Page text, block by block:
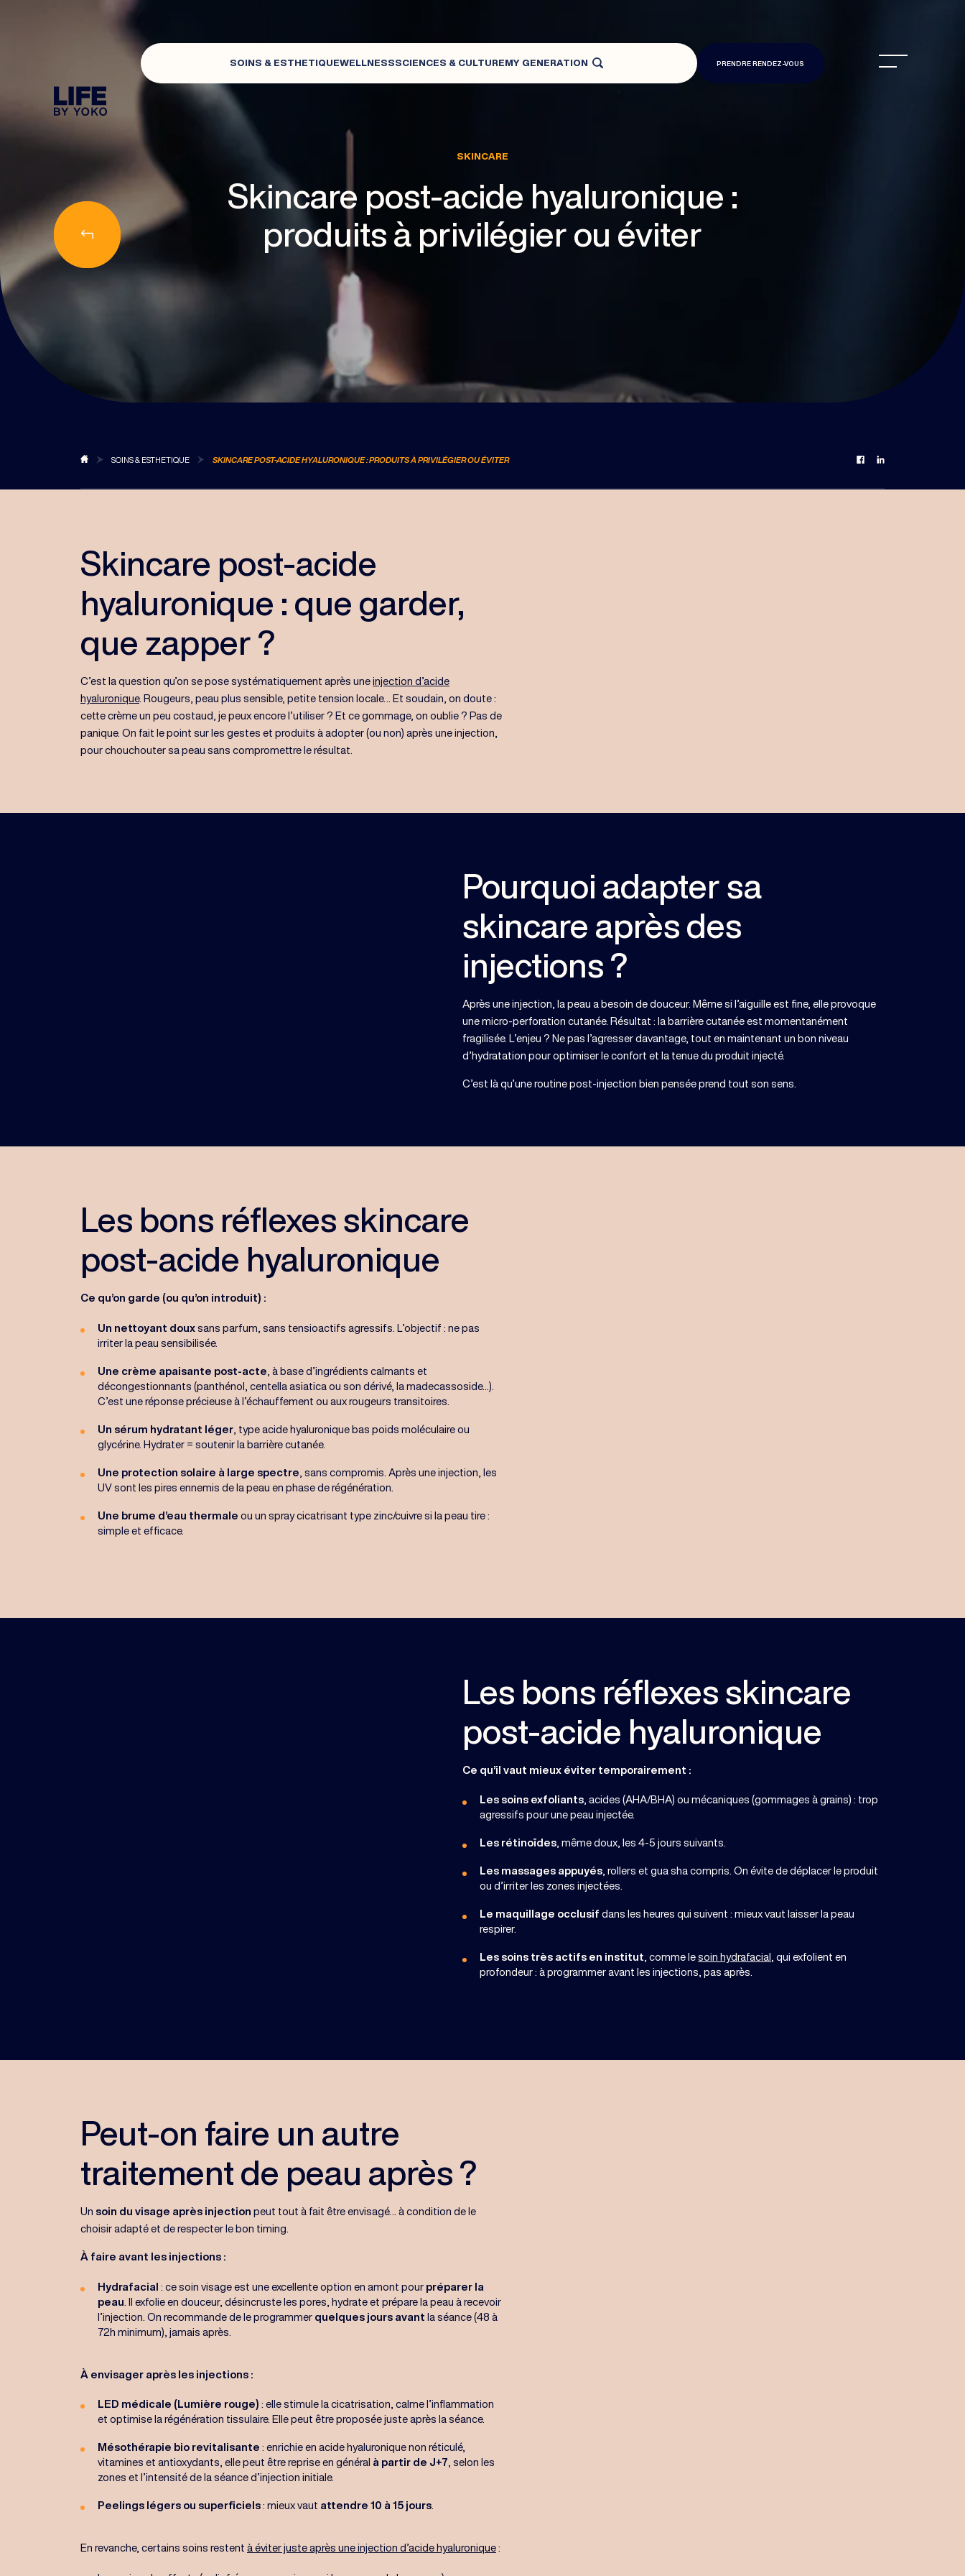
SOINS & ESTHETIQUEWELLNESSSCIENCES & CULTURE MY GENERATION PRENDRE RENDEZ-VOUS
SKINCARE
Skincare post-acide hyaluronique :
produits à privilégier ou éviter
BLOG SOINS & ESTHETIQUE SKINCARE POST-ACIDE HYALURONIQUE : PRODUITS À PRIVILÉGIER OU ÉVITER Partage Facebook
Partage Linkedin
Skincare post-acide
hyaluronique : que garder,
que zapper ?
C’est la question qu’on se pose systématiquement après une injection d’acide
hyaluronique. Rougeurs, peau plus sensible, petite tension locale… Et soudain, on doute :
cette crème un peu costaud, je peux encore l’utiliser ? Et ce gommage, on oublie ? Pas de
panique. On fait le point sur les gestes et produits à adopter (ou non) après une injection,
pour chouchouter sa peau sans compromettre le résultat.
Pourquoi adapter sa
skincare après des
injections ?
Après une injection, la peau a besoin de douceur. Même si l’aiguille est fine, elle provoque
une micro-perforation cutanée. Résultat : la barrière cutanée est momentanément
fragilisée. L’enjeu ? Ne pas l’agresser davantage, tout en maintenant un bon niveau
d’hydratation pour optimiser le confort et la tenue du produit injecté.
C’est là qu’une routine post-injection bien pensée prend tout son sens.
Les bons réflexes skincare
post-acide hyaluronique
Ce qu’on garde (ou qu’on introduit) :
Un nettoyant doux sans parfum, sans tensioactifs agressifs. L’objectif : ne pas
irriter la peau sensibilisée.
Une crème apaisante post-acte , à base d’ingrédients calmants et
décongestionnants (panthénol, centella asiatica ou son dérivé, la madecassoside...).
C’est une réponse précieuse à l’échauffement ou aux rougeurs transitoires.
Un sérum hydratant léger , type acide hyaluronique bas poids moléculaire ou
glycérine. Hydrater = soutenir la barrière cutanée.
Une protection solaire à large spectre , sans compromis. Après une injection, les
UV sont les pires ennemis de la peau en phase de régénération.
Une brume d’eau thermale ou un spray cicatrisant type zinc/cuivre si la peau tire :
simple et efficace.
Les bons réflexes skincare
post-acide hyaluronique
Ce qu’il vaut mieux éviter temporairement :
Les soins exfoliants , acides (AHA/BHA) ou mécaniques (gommages à grains) : trop
agressifs pour une peau injectée.
Les rétinoïdes , même doux, les 4-5 jours suivants.
Les massages appuyés , rollers et gua sha compris. On évite de déplacer le produit
ou d’irriter les zones injectées.
Le maquillage occlusif dans les heures qui suivent : mieux vaut laisser la peau
respirer.
Les soins très actifs en institut , comme lesoin hydrafacial
, qui exfolient en
profondeur : à programmer avant les injections, pas après.
Peut-on faire un autre
traitement de peau après ?
Un soin du visage après injection peut tout à fait être envisagé… à condition de le
choisir adapté et de respecter le bon timing.
À faire avant les injections :
Hydrafacial : ce soin visage est une excellente option en amont pour préparer la
peau . Il exfolie en douceur, désincruste les pores, hydrate et prépare la peau à recevoir
l’injection. On recommande de le programmer quelques jours avant la séance (48 à
72h minimum), jamais après.
À envisager après les injections :
LED médicale (Lumière rouge) : elle stimule la cicatrisation, calme l’inflammation
et optimise la régénération tissulaire. Elle peut être proposée juste après la séance.
Mésothérapie bio revitalisante : enrichie en acide hyaluronique non réticulé,
vitamines et antioxydants, elle peut être reprise en général à partir de J+7 , selon les
zones et l’intensité de la séance d’injection initiale.
Peelings légers ou superficiels : mieux vaut attendre 10 à 15 jours
En revanche, certains soins restent à éviter juste après une injection d’acide hyaluronique :